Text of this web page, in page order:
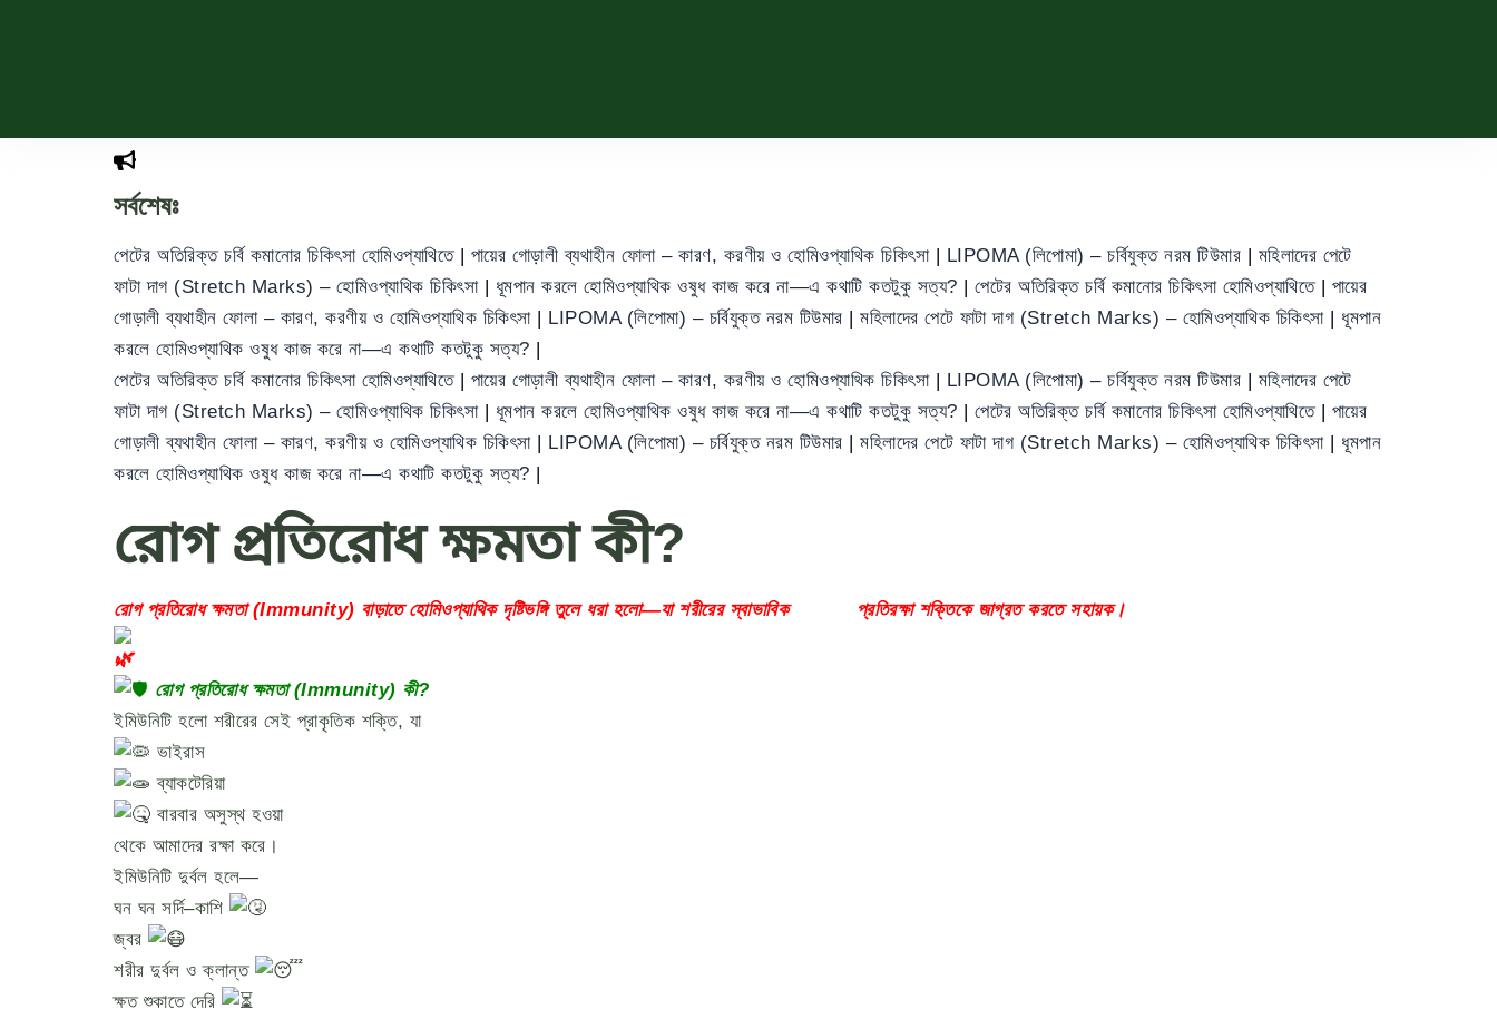
সর্বশেষঃ
পেটের অতিরিক্ত চর্বি কমানোর চিকিৎসা হোমিওপ্যাথিতে | পায়ের গোড়ালী ব্যথাহীন ফোলা – কারণ, করণীয় ও হোমিওপ্যাথিক চিকিৎসা | LIPOMA (লিপোমা) – চর্বিযুক্ত নরম টিউমার | মহিলাদের পেটে
ফাটা দাগ (Stretch Marks) – হোমিওপ্যাথিক চিকিৎসা | ধূমপান করলে হোমিওপ্যাথিক ওষুধ কাজ করে না—এ কথাটি কতটুকু সত্য? | পেটের অতিরিক্ত চর্বি কমানোর চিকিৎসা হোমিওপ্যাথিতে | পায়ের
গোড়ালী ব্যথাহীন ফোলা – কারণ, করণীয় ও হোমিওপ্যাথিক চিকিৎসা | LIPOMA (লিপোমা) – চর্বিযুক্ত নরম টিউমার | মহিলাদের পেটে ফাটা দাগ (Stretch Marks) – হোমিওপ্যাথিক চিকিৎসা | ধূমপান
করলে হোমিওপ্যাথিক ওষুধ কাজ করে না—এ কথাটি কতটুকু সত্য? |
পেটের অতিরিক্ত চর্বি কমানোর চিকিৎসা হোমিওপ্যাথিতে | পায়ের গোড়ালী ব্যথাহীন ফোলা – কারণ, করণীয় ও হোমিওপ্যাথিক চিকিৎসা | LIPOMA (লিপোমা) – চর্বিযুক্ত নরম টিউমার | মহিলাদের পেটে
ফাটা দাগ (Stretch Marks) – হোমিওপ্যাথিক চিকিৎসা | ধূমপান করলে হোমিওপ্যাথিক ওষুধ কাজ করে না—এ কথাটি কতটুকু সত্য? | পেটের অতিরিক্ত চর্বি কমানোর চিকিৎসা হোমিওপ্যাথিতে | পায়ের
গোড়ালী ব্যথাহীন ফোলা – কারণ, করণীয় ও হোমিওপ্যাথিক চিকিৎসা | LIPOMA (লিপোমা) – চর্বিযুক্ত নরম টিউমার | মহিলাদের পেটে ফাটা দাগ (Stretch Marks) – হোমিওপ্যাথিক চিকিৎসা | ধূমপান
করলে হোমিওপ্যাথিক ওষুধ কাজ করে না—এ কথাটি কতটুকু সত্য? |
রোগ প্রতিরোধ ক্ষমতা কী?
রোগ প্রতিরোধ ক্ষমতা (Immunity) বাড়াতে হোমিওপ্যাথিক দৃষ্টিভঙ্গি তুলে ধরা হলো—যা শরীরের স্বাভাবিক প্রতিরক্ষা শক্তিকে জাগ্রত করতে সহায়ক।
রোগ প্রতিরোধ ক্ষমতা (Immunity) কী?
ইমিউনিটি হলো শরীরের সেই প্রাকৃতিক শক্তি, যা
ভাইরাস
ব্যাকটেরিয়া
বারবার অসুস্থ হওয়া
থেকে আমাদের রক্ষা করে।
ইমিউনিটি দুর্বল হলে—
ঘন ঘন সর্দি–কাশি
জ্বর
শরীর দুর্বল ও ক্লান্ত
ক্ষত শুকাতে দেরি